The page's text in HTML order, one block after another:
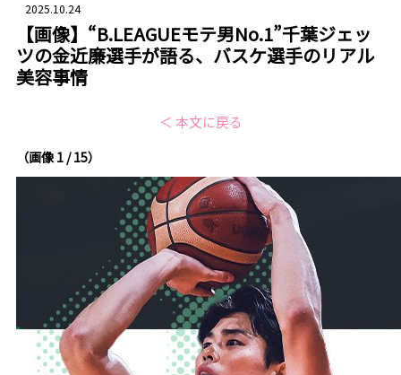
2025.10.24
【画像】“B.LEAGUEモテ男No.1”千葉ジェッ
ツの金近廉選手が語る、バスケ選手のリアル
美容事情
＜ 本文に戻る
（画像 1 / 15）